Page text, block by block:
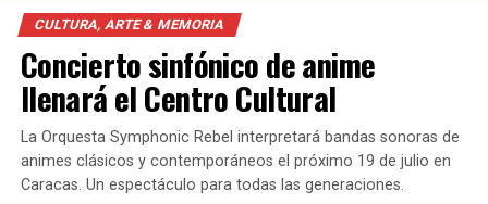
CULTURA, ARTE & MEMORIA
Concierto sinfónico de anime
llenará el Centro Cultural
La Orquesta Symphonic Rebel interpretará bandas sonoras de
animes clásicos y contemporáneos el próximo 19 de julio en
Caracas. Un espectáculo para todas las generaciones.